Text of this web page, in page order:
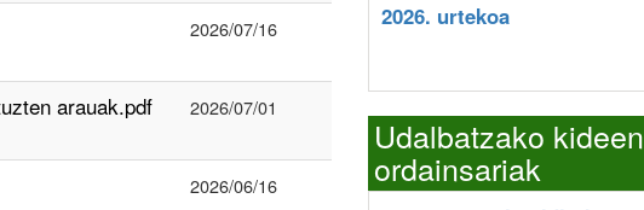
2026/07/16
arauak.pdf 2026/07/01
2026/06/16
2026. urtekoa
Udalbatzako kideen
ordainsariak